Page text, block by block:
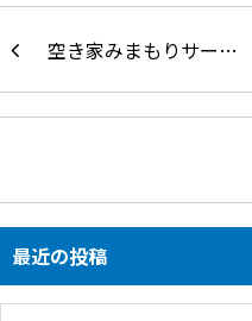
空き家みまもりサー…
最近の投稿